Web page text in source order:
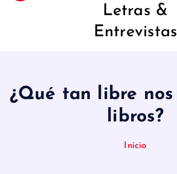
Letras &
Entrevistas
¿Qué tan libre nos
libros?
Inicio